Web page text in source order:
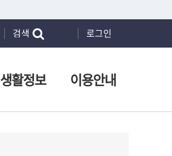
검색 로그인
생활정보 이용안내